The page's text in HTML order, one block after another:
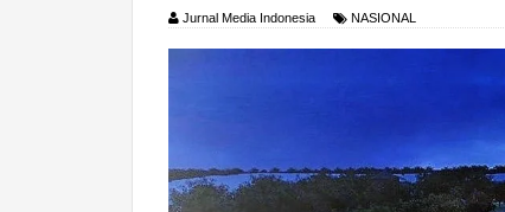
Jurnal Media Indonesia NASIONAL